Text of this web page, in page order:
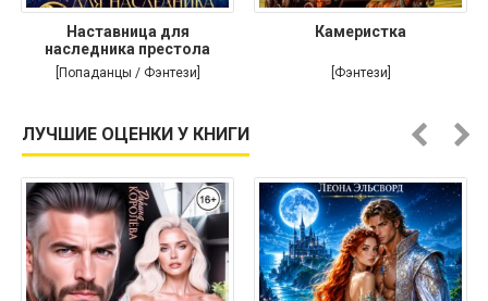
Наставница для
наследника престола
[Попаданцы / Фэнтези]
Камеристка
[Фэнтези]
ЛУЧШИЕ ОЦЕНКИ У КНИГИ